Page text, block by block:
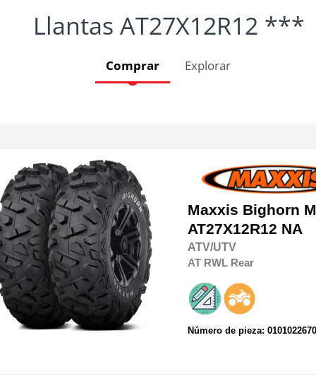
Llantas AT27X12R12 ***
Comprar Explorar
Maxxis Bighorn
AT27X12R12 NA
ATV/UTV
AT RWL Rear
Número de pieza: